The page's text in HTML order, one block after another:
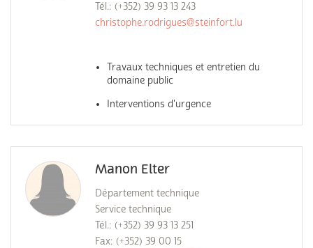
Tél.: (+352) 39 93 13 243
christophe.rodrigues@steinfort.lu
Travaux techniques et entretien du
domaine public
Interventions d'urgence
Manon Elter
Département technique
Service technique
Tél.: (+352) 39 93 13 251
Fax: (+352) 39 00 15